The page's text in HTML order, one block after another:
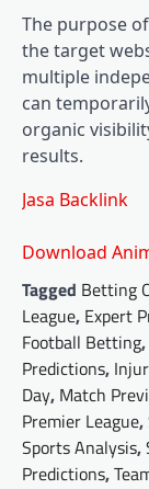
The purpose
the target
multiple
can
organic
results.
Jasa Backlink
Download
Tagged Betting
League, Expert
Football Betting,
Predictions,
Day, Match
Premier League,
Sports Analysis,
Predictions,